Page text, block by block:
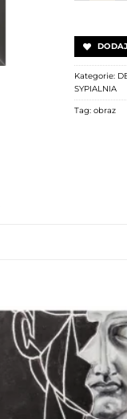
Kategorie:
SYPIALNIA
Tag: obraz